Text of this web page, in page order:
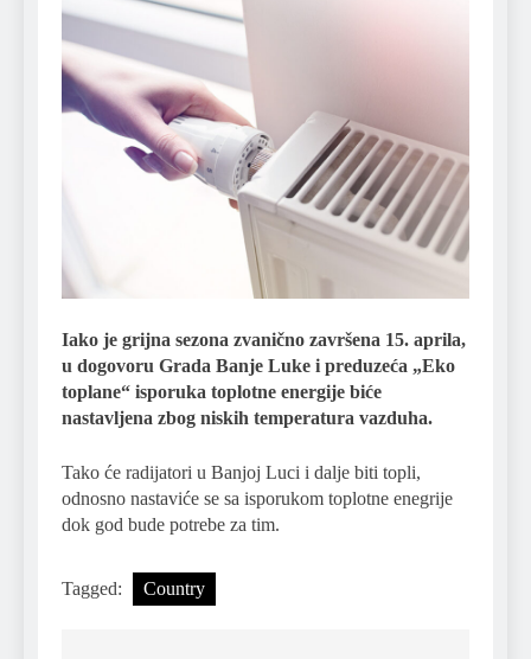
Iako je grijna sezona zvanično završena 15. aprila,
u dogovoru Grada Banje Luke i preduzeća „Eko
toplane“ isporuka toplotne energije biće
nastavljena zbog niskih temperatura vazduha.
Tako će radijatori u Banjoj Luci i dalje biti topli,
odnosno nastaviće se sa isporukom toplotne enegrije
dok god bude potrebe za tim.
Tagged: Country